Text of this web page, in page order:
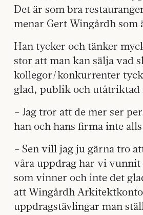
Det är som bra
menar Gert Wingårdh
Han tycker och tänker
stor att man kan sälja vad
kollegor/konkurrenter
glad, publik och utåtriktad
– Jag tror att de mer ser
han och hans firma inte
– Sen vill jag ju gärna tro
våra uppdrag har vi
som vinner och inte det
att Wingårdh
uppdragstävlingar man